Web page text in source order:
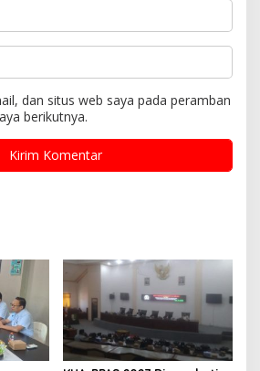
dan situs web saya pada peramban
berikutnya.